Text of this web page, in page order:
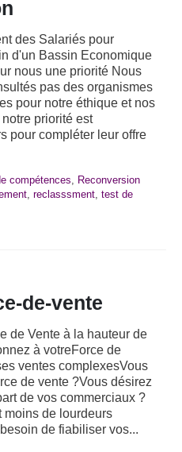
des Salariés pour
d'un Bassin Economique
nous une priorité Nous
pas des organismes
pour notre éthique et nos
priorité est
pour compléter leur offre
compétences
Reconversion
, reclasssment, test de
de-vente
de Vente à la hauteur de
à votreForce de
ventes complexesVous
de vente ?Vous désirez
de vos commerciaux ?
moins de lourdeurs
de fiabiliser vos...